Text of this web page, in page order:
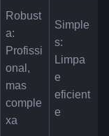
Robust
a:
Profissi
onal,
mas
comple
xa
Simple
s:
Limpa
e
eficient
e